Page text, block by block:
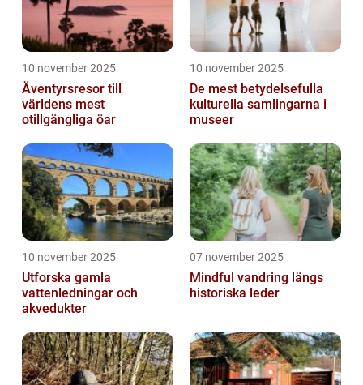
10 november 2025
Äventyrsresor till
världens mest
otillgängliga öar
10 november 2025
De mest betydelsefulla
kulturella samlingarna i
museer
10 november 2025
Utforska gamla
vattenledningar och
akvedukter
07 november 2025
Mindful vandring längs
historiska leder